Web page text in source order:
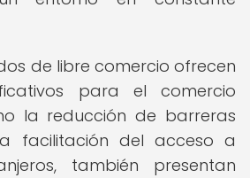
de libre comercio ofrecen
para el comercio
la reducción de barreras
facilitación del acceso a
también presentan